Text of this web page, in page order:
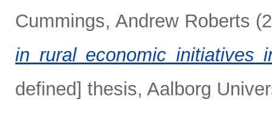
Cummings, Andrew Roberts
in rural economic initiatives
defined] thesis, Aalborg